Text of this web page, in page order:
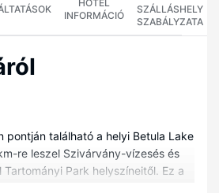
HOTEL
INFORMÁCIÓ
SZÁLLÁSHELY
SZABÁLYZATA
pontján található a helyi Betula Lake
re leszel Szivárvány-vízesés és
Park helyszíneitől. Ez a